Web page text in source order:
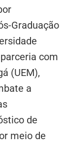
Graduação
com
(UEM),
a
de
meio de